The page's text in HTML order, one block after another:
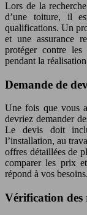
Lors de la
d’une toiture, il
qualifications. Un
et une assurance
protéger contre les
pendant la
Demande de
Une fois que vous
devriez demander
Le devis doit
l’installation, au
offres détaillées de
comparer les prix
répond à vos besoins.
Vérification des